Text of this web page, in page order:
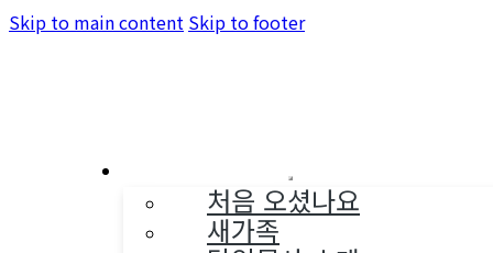
Skip to main content Skip to footer
처음 오셨나요
새가족